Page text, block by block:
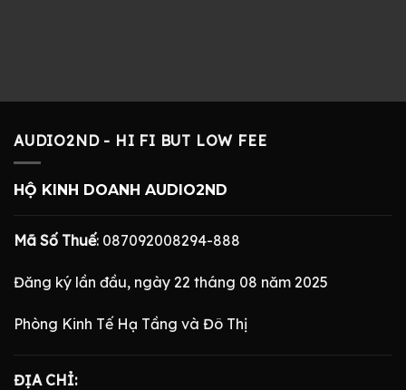
AUDIO2ND - HI FI BUT LOW FEE
HỘ KINH DOANH AUDIO2ND
Mã Số Thuế: 087092008294-888
Đăng ký lần đầu, ngày 22 tháng 08 năm 2025
Phòng Kinh Tế Hạ Tầng và Đô Thị
ĐỊA CHỈ: